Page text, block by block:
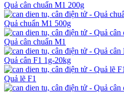
Quả cân chuẩn M1 200g
Quả chuẩn M1 500g
Quả cân chuẩn M1
Quả cân F1 1g-20kg
Quả lẽ F1